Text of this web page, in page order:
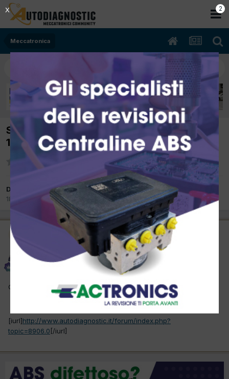
Meccatronica
SPOSTATO: [fiat croma 09/2006 1900cc
1233 88Kw Diesel] Motore non rende
Da El mecanic
18 Aprile 2012inMeccatronica
El mecanic
18 Aprile 2012
Questo topic è stato spostato inDiagnosi elettronica.
[iurl]http://www.autodiagnostic.it/forum/index.php?
topic=8906.0 [/iurl]
2
X